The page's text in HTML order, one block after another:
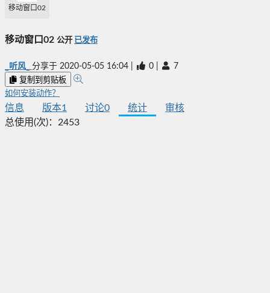
移动窗口02
移动窗口02 公开 已发布
_听风_ 分享于 2020-05-05 16:04 0 7
复制到剪贴板
如何安装动作？
信息 版本1 讨论0 统计
审核
总使用(次)： 2453